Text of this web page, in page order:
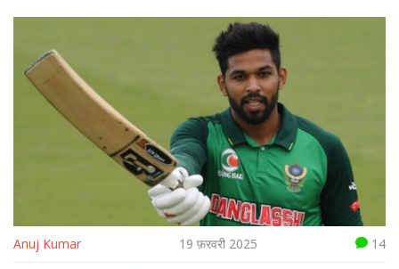
Anuj Kumar 19 फ़रवरी 2025 14